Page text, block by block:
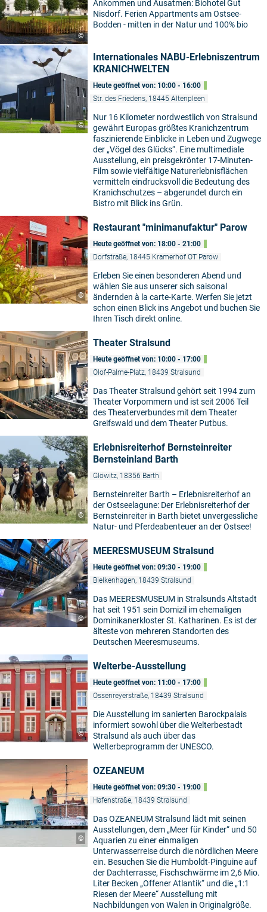
©
Ankommen und Ausatmen: Biohotel Gut
Nisdorf. Ferien Appartments am Ostsee-
Bodden - mitten in der Natur und 100% bio
©
Internationales NABU-Erlebniszentrum
KRANICHWELTEN
Heute geöffnet von: 10:00 - 16:00
Str. des Friedens, 18445 Altenpleen
Nur 16 Kilometer nordwestlich von Stralsund
gewährt Europas größtes Kranichzentrum
faszinierende Einblicke in Leben und Zugwege
der „Vögel des Glücks“. Eine multimediale
Ausstellung, ein preisgekrönter 17-Minuten-
Film sowie vielfältige Naturerlebnisflächen
vermitteln eindrucksvoll die Bedeutung des
Kranichschutzes – abgerundet durch ein
Bistro mit Blick ins Grün.
©
Restaurant "minimanufaktur" Parow
Heute geöffnet von: 18:00 - 21:00
Dorfstraße, 18445 Kramerhof OT Parow
Erleben Sie einen besonderen Abend und
wählen Sie aus unserer sich saisonal
ändernden à la carte-Karte. Werfen Sie jetzt
schon einen Blick ins Angebot und buchen Sie
Ihren Tisch direkt online.
©
Theater Stralsund
Heute geöffnet von: 10:00 - 17:00
Olof-Palme-Platz, 18439 Stralsund
Das Theater Stralsund gehört seit 1994 zum
Theater Vorpommern und ist seit 2006 Teil
des Theaterverbundes mit dem Theater
Greifswald und dem Theater Putbus.
©
Erlebnisreiterhof Bernsteinreiter
Bernsteinland Barth
Glöwitz, 18356 Barth
Bernsteinreiter Barth – Erlebnisreiterhof an
der Ostseelagune: Der Erlebnisreiterhof der
Bernsteinreiter in Barth bietet unvergessliche
Natur- und Pferdeabenteuer an der Ostsee!
©
MEERESMUSEUM Stralsund
Heute geöffnet von: 09:30 - 19:00
Bielkenhagen, 18439 Stralsund
Das MEERESMUSEUM in Stralsunds Altstadt
hat seit 1951 sein Domizil im ehemaligen
Dominikanerkloster St. Katharinen. Es ist der
älteste von mehreren Standorten des
Deutschen Meeresmuseums.
©
Welterbe-Ausstellung
Heute geöffnet von: 11:00 - 17:00
Ossenreyerstraße, 18439 Stralsund
Die Ausstellung im sanierten Barockpalais
informiert sowohl über die Welterbestadt
Stralsund als auch über das
Welterbeprogramm der UNESCO.
©
OZEANEUM
Heute geöffnet von: 09:30 - 19:00
Hafenstraße, 18439 Stralsund
Das OZEANEUM Stralsund lädt mit seinen
Ausstellungen, dem „Meer für Kinder“ und 50
Aquarien zu einer einmaligen
Unterwasserreise durch die nördlichen Meere
ein. Besuchen Sie die Humboldt-Pinguine auf
der Dachterrasse, Fischschwärme im 2,6 Mio.
Liter Becken „Offener Atlantik“ und die „1:1
Riesen der Meere“ Ausstellung mit
Nachbildungen von Walen in Originalgröße.